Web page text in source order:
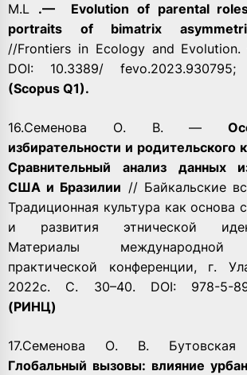
M.L .—
Evolution of parental
portraits of bimatrix
//Frontiers in Ecology and
DOI: 10.3389/
(Scopus Q1).
16.Семенова О. В. —
избирательности и родительского
Сравнительный анализ данных
США и Бразилии // Байкальские
Традиционная культура как основа
и развития этнической
Материалы международной
практической конференции, г.
2022c. С. 30–40. DOI: 978-5-
(РИНЦ)
17.Семенова О. В.
Глобальный вызовы: влияние